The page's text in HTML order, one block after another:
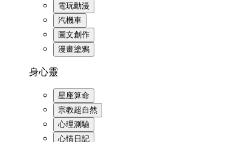
電玩動漫
汽機車
圖文創作
漫畫塗鴉
身心靈
星座算命
宗教超自然
心理測驗
心情日記